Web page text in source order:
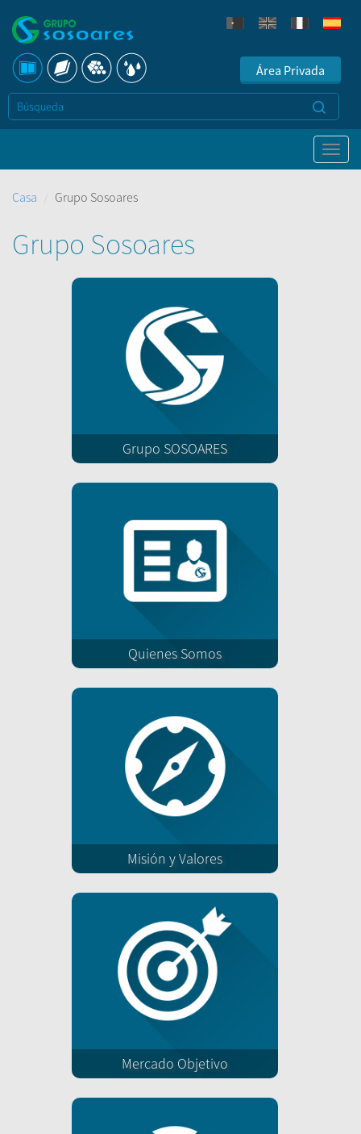
Área Privada
Casa Grupo Sosoares
Grupo Sosoares
Grupo SOSOARES
Quienes Somos
Misión y Valores
Mercado Objetivo